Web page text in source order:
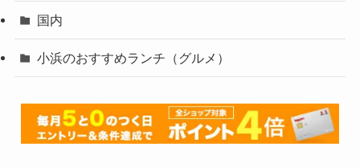
国内
小浜のおすすめランチ（グルメ）